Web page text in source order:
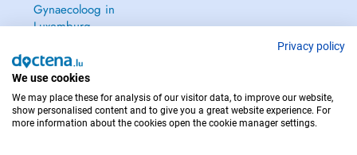
Gynaecoloog in
Luxemburg
NEEM IN GEVAL VAN NOOD CONTACT OP MET : 112
Privacy policy
We use cookies
We may place these for analysis of our visitor data, to improve our website,
show personalised content and to give you a great website experience. For
more information about the cookies open the cookie manager settings.